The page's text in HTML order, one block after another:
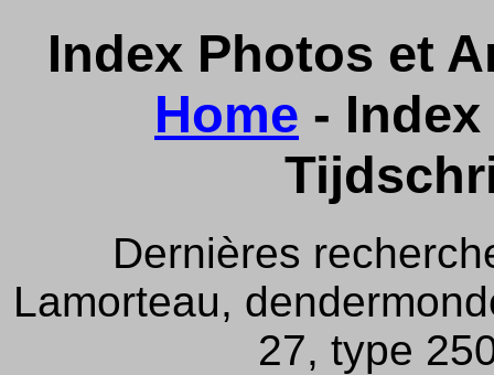
Index Photos et
Home -
Dernières
Lamorteau,
27, type